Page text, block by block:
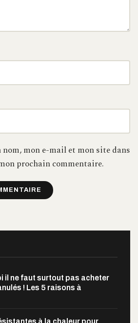
mon e-mail et mon site dans
prochain commentaire.
il ne faut surtout pas acheter
! Les 5 raisons à